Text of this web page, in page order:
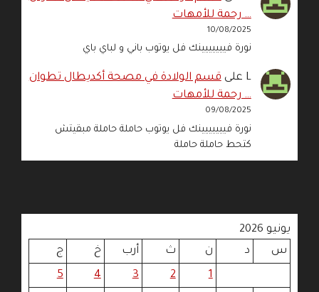
… رحمة للأمهات
10/08/2025
نورة فييييييينك فل يوتوب باني و لباي باي
L علىقسم الولادة في مصحة أكديطال تطوان
… رحمة للأمهات
09/08/2025
نورة فييييييينك فل يوتوب حاملة حاملة مبقيتش
كتحط حاملة حاملة
يونيو 2026
س
د ن ث أرب خ
ج
1
2
3
4
5